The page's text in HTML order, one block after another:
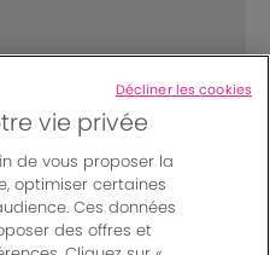
vie privée
de vous proposer la
optimiser certaines
Ces données
des offres et
Décliner les cookies